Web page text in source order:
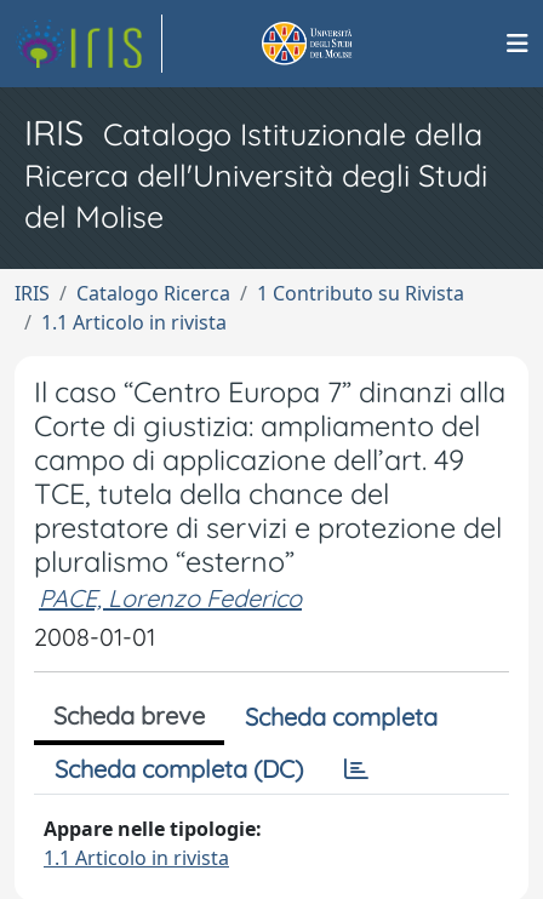
IRIS Catalogo Istituzionale della
Ricerca dell'Università degli Studi
del Molise
IRIS Catalogo Ricerca
1 Contributo su Rivista
1.1 Articolo in rivista
Il caso “Centro Europa 7” dinanzi alla
Corte di giustizia: ampliamento del
campo di applicazione dell’art. 49
TCE, tutela della chance del
prestatore di servizi e protezione del
pluralismo “esterno”
PACE, Lorenzo Federico
2008-01-01
Scheda breve
Scheda completa
Scheda completa (DC)
Appare nelle tipologie:
1.1 Articolo in rivista